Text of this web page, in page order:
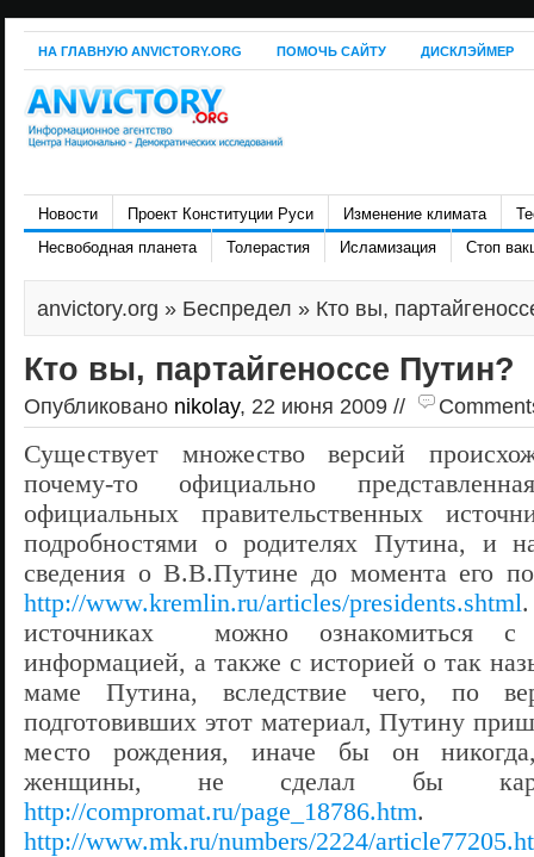
НА ГЛАВНУЮ ANVICTORY.ORG ПОМОЧЬ САЙТУ ДИСКЛЭЙМЕР
Новости Проект Конституции Руси Изменение климата
Несвободная планета
Толерастия Исламизация Стоп
anvictory.org » Беспредел » Кто вы,
Кто вы, партайгеноссе Путин?
Опубликовано nikolay, 22 июня 2009 //
Существует множество версий
почему-то официально
официальных правительственных
подробностями о родителях Путина, и
сведения о В.В.Путине до момента его
http://www.kremlin.ru/articles/presidents.shtml
источниках можно ознакомиться с
информацией, а также с историей о так
маме Путина, вследствие чего, по
подготовивших этот материал, Путину
место рождения, иначе бы он
женщины, не сделал бы
http://compromat.ru/page_18786.htm.
http://www.mk.ru/numbers/2224/